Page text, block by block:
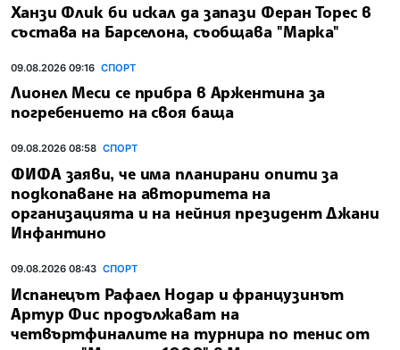
Ханзи Флик би искал да запази Феран Торес в
състава на Барселона, съобщава "Марка"
09.08.2026 09:16 СПОРТ
Лионел Меси се прибра в Аржентина за
погребението на своя баща
09.08.2026 08:58 СПОРТ
ФИФА заяви, че има планирани опити за
подкопаване на авторитета на
организацията и на нейния президент Джани
Инфантино
09.08.2026 08:43 СПОРТ
Испанецът Рафаел Hодар и французинът
Артур Фис продължават на
четвъртфиналите на турнира по тенис от